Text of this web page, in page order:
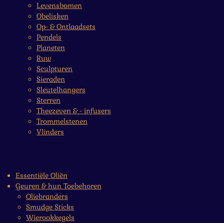
Levensbomen
Obelisken
Op- & Ontlaadsets
Pendels
Planeten
Ruw
Sculpturen
Sieraden
Sleutelhangers
Sterren
Theezeven & - infusers
Trommelstenen
Vlinders
Essentiële Oliën
Geuren & hun Toebehoren
Oliebranders
Smudge Sticks
Wierookkegels